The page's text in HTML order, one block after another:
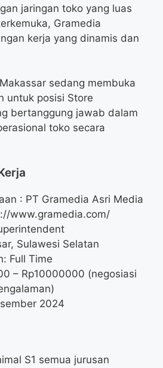
jaringan toko yang luas
Gramedia
kerja yang dinamis dan
sedang membuka
untuk posisi Store
bertanggung jawab dalam
toko secara
: PT Gramedia Asri Media
www.gramedia.com/
Sulawesi Selatan
Full Time
– Rp10000000 (negosiasi
2024
S1 semua jurusan